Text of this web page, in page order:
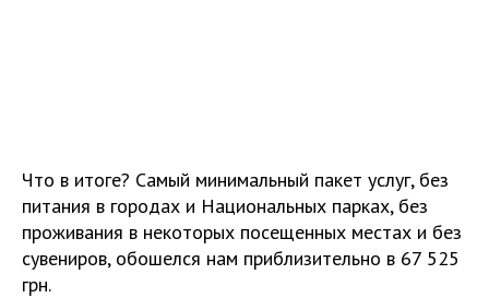
Что в итоге? Самый минимальный пакет услуг, без
питания в городах и Национальных парках, без
проживания в некоторых посещенных местах и без
сувениров, обошелся нам приблизительно в 67 525
грн.